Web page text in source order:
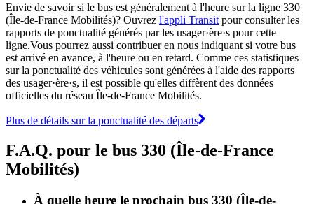
Envie de savoir si le bus est généralement à l'heure sur la ligne 330
(Île-de-France Mobilités)? Ouvrez l'appli Transit pour consulter les
rapports de ponctualité générés par les usager·ère·s pour cette
ligne.Vous pourrez aussi contribuer en nous indiquant si votre bus
est arrivé en avance, à l'heure ou en retard. Comme ces statistiques
sur la ponctualité des véhicules sont générées à l'aide des rapports
des usager·ère·s, il est possible qu'elles diffèrent des données
officielles du réseau Île-de-France Mobilités.
Plus de détails sur la ponctualité des départs
F.A.Q. pour le bus 330 (Île-de-France
Mobilités)
À quelle heure le prochain bus 330 (Île-de-